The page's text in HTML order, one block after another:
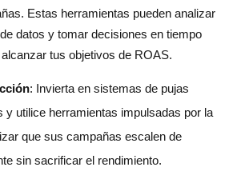
Estas herramientas pueden analizar
datos y tomar decisiones en tiempo
tus objetivos de ROAS.
: Invierta en sistemas de pujas
y utilice herramientas impulsadas por la
que sus campañas escalen de
sin sacrificar el rendimiento.